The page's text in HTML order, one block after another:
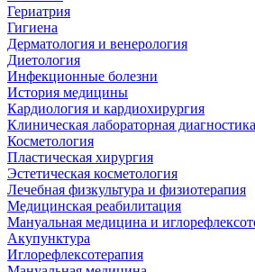
Гериатрия
Гигиена
Дерматология и венерология
Диетология
Инфекционные болезни
История медицины
Кардиология и кардиохирургия
Клиническая лабораторная диагностика
Косметология
Пластическая хирургия
Эстетическая косметология
Лечебная физкультура и физиотерапия
Медицинская реабилитация
Мануальная медицина и
Акупунктура
Иглорефлексотерапия